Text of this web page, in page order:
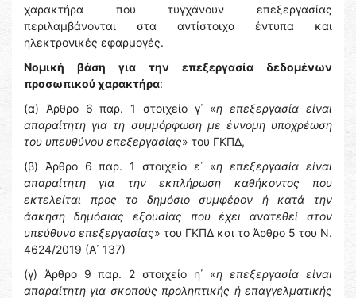
χαρακτήρα που τυγχάνουν επεξεργασίας
περιλαμβάνονται στα αντίστοιχα έντυπα και
ηλεκτρονικές εφαρμογές.
Νομική βάση για την επεξεργασία δεδομένων
προσωπικού χαρακτήρα:
(α) Άρθρο 6 παρ. 1 στοιχείο γ΄ «η επεξεργασία είναι
απαραίτητη για τη συμμόρφωση με έννομη υποχρέωση
του υπευθύνου επεξεργασίας» του ΓΚΠΔ,
(β) Άρθρο 6 παρ. 1 στοιχείο ε΄ «η επεξεργασία είναι
απαραίτητη για την εκπλήρωση καθήκοντος που
εκτελείται προς το δημόσιο συμφέρον ή κατά την
άσκηση δημόσιας εξουσίας που έχει ανατεθεί στον
υπεύθυνο επεξεργασίας» του ΓΚΠΔ και το Άρθρο 5 του Ν.
4624/2019 (Α΄ 137)
(γ) Άρθρο 9 παρ. 2 στοιχείο η΄ «η επεξεργασία είναι
απαραίτητη για σκοπούς προληπτικής ή επαγγελματικής